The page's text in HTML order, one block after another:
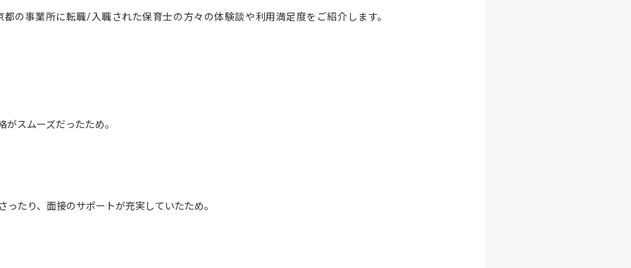
の事業所に転職/入職された保育士の方々の体験談や利用満足度をご紹介します。
スムーズだったため。
たり、面接のサポートが充実していたため。